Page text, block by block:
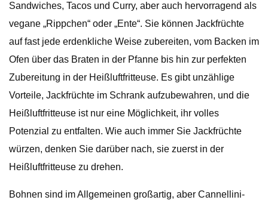
Sandwiches, Tacos und Curry, aber auch hervorragend als
vegane „Rippchen“ oder „Ente“. Sie können Jackfrüchte
auf fast jede erdenkliche Weise zubereiten, vom Backen im
Ofen über das Braten in der Pfanne bis hin zur perfekten
Zubereitung in der Heißluftfritteuse. Es gibt unzählige
Vorteile, Jackfrüchte im Schrank aufzubewahren, und die
Heißluftfritteuse ist nur eine Möglichkeit, ihr volles
Potenzial zu entfalten. Wie auch immer Sie Jackfrüchte
würzen, denken Sie darüber nach, sie zuerst in der
Heißluftfritteuse zu drehen.
Bohnen sind im Allgemeinen großartig, aber Cannellini-